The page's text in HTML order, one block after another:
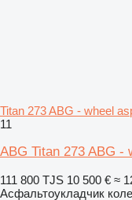
Titan 273 ABG - wheel
11
ABG Titan 273 ABG -
111 800 TJS 10 500 € ≈
Асфальтоукладчик